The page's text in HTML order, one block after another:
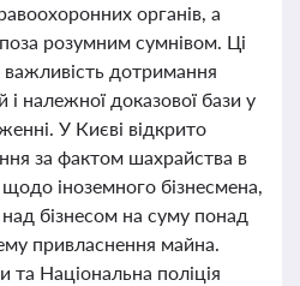
органів, а
розумним сумнівом. Ці
дотримання
і належної доказової бази у
У Києві відкрито
за фактом шахрайства в
іноземного бізнесмена,
бізнесом на суму понад
привласнення майна.
та Національна поліція